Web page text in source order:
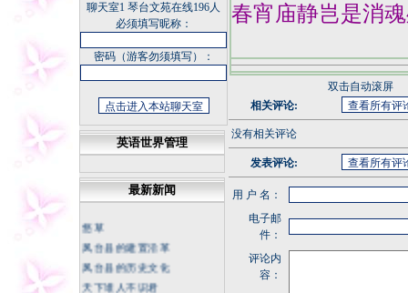
聊天室1 琴台文苑在线196人
必须填写昵称：
密码（游客勿须填写）：
英语世界管理
最新新闻
悠草
凤台县的建置沿革
凤台县的历史文化
天下谁人不识君
春宵庙静岂是消
双击自动滚屏
相关评论:
没有相关评论
发表评论:
用 户 名：
电子邮
件：
评论内
容：